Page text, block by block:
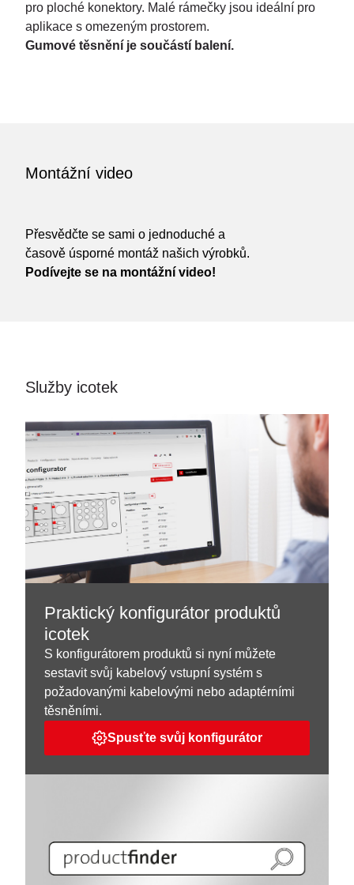
pro ploché konektory. Malé rámečky jsou ideální pro
aplikace s omezeným prostorem.
Gumové těsnění je součástí balení.
Montážní video
Přesvědčte se sami o jednoduché a
časově úsporné montáž našich výrobků.
Podívejte se na montážní video!
Služby icotek
Praktický konfigurátor produktů
icotek
S konfigurátorem produktů si nyní můžete
sestavit svůj kabelový vstupní systém s
požadovanými kabelovými nebo adaptérními
těsněními.
Spusťte svůj konfigurátor